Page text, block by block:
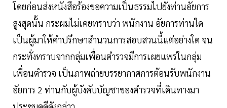
โดยก่อนส่งหนังสือร้องขอความเป็นธรรมไปยังท่านอัยการ
สูงสุดนั้น กระผมไม่เคยทราบว่า พนักงาน อัยการท่านใด
เป็นผู้มาให้คําปรึกษาสํานวนการสอบสวนนี้แต่อย่างใด จน
กระทั่งทราบจากกลุ่มเพื่อนตํารวจมีการเผยแพร่ในกลุ่ม
เพื่อนตํารวจ เป็นภาพถ่ายบรรยากาศการต้อนรับพนักงาน
อัยการ 2 ท่านกับผู้บังคับบัญชาของตํารวจที่เดินทางมา